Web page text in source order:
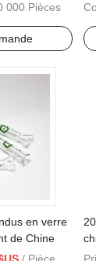
000 Pièces
en verre
de Chine